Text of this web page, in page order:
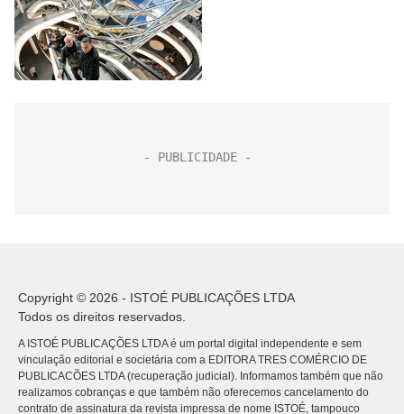
Copyright © 2026 - ISTOÉ PUBLICAÇÕES LTDA
Todos os direitos reservados.
A ISTOÉ PUBLICAÇÕES LTDA é um portal digital independente e sem
vinculação editorial e societária com a EDITORA TRES COMÉRCIO DE
PUBLICACÕES LTDA (recuperação judicial). Informamos também que não
realizamos cobranças e que também não oferecemos cancelamento do
contrato de assinatura da revista impressa de nome ISTOÉ, tampouco